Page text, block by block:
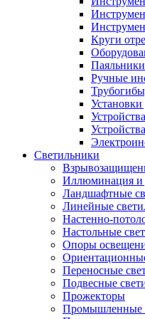
Круги
Ручные
Установки
Светильники
Иллюминация и
Ландшафтные
Линейные
Настенно-
Настольные
Опоры
Переносные
Подвесные
Прожекторы
Промышленные